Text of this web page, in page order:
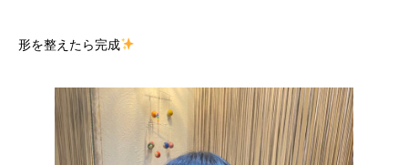
形を整えたら完成